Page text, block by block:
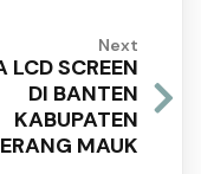
Next
LCD SCREEN
DI BANTEN
KABUPATEN
MAUK